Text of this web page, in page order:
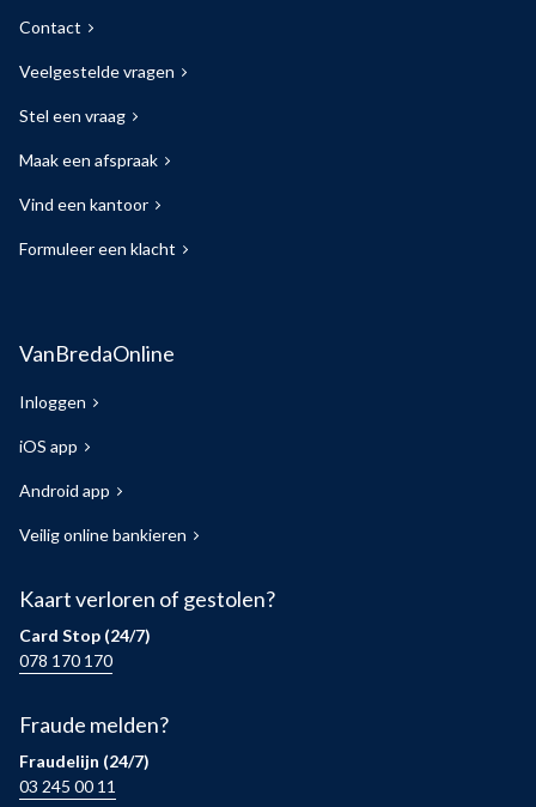
Contact
Veelgestelde vragen
Stel een vraag
Maak een afspraak
Vind een kantoor
Formuleer een klacht
VanBredaOnline
Inloggen
iOS app
Android app
Veilig online bankieren
Kaart verloren of gestolen?
Card Stop (24/7)
078 170 170
Fraude melden?
Fraudelijn (24/7)
03 245 00 11